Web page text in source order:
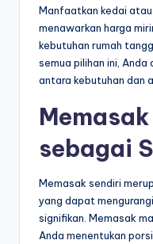
Manfaatkan kedai
menawarkan harga
kebutuhan rumah
semua pilihan ini,
antara kebutuhan dan
sebagai
Memasak sendiri
yang dapat
signifikan. Memasak
Anda menentukan